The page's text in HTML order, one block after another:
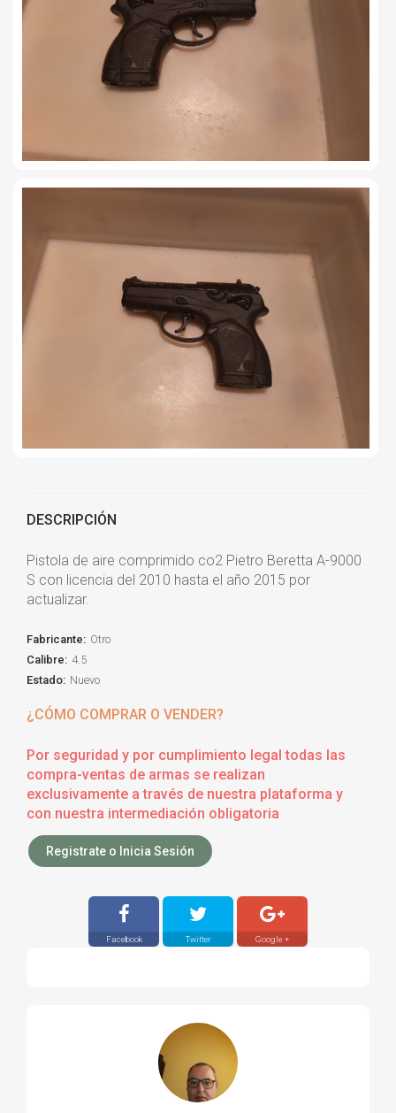
DESCRIPCIÓN
Pistola de aire comprimido co2 Pietro Beretta A-9000
S con licencia del 2010 hasta el año 2015 por
actualizar.
Fabricante: Otro
Calibre: 4.5
Estado: Nuevo
¿CÓMO COMPRAR O VENDER?
Por seguridad y por cumplimiento legal todas las
compra-ventas de armas se realizan
exclusivamente a través de nuestra plataforma y
con nuestra intermediación obligatoria
Registrate o Inicia Sesión
Facebook Twitter Google +